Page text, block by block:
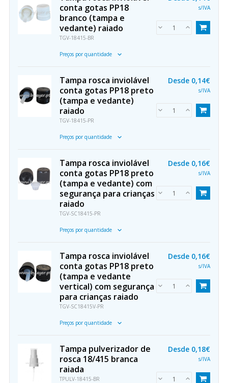
conta gotas PP18
branco (tampa e
vedante) raiado
TGV-18415-BR
Preços por quantidade
s/IVA
Tampa rosca inviolável
conta gotas PP18 preto
(tampa e vedante)
raiado
TGV-18415-PR
Preços por quantidade
Desde 0,14€
s/IVA
Tampa rosca inviolável
conta gotas PP18 preto
(tampa e vedante) com
segurança para crianças
raiado
TGV-SC18415-PR
Preços por quantidade
Desde 0,16€
s/IVA
Tampa rosca inviolável
conta gotas PP18 preto
(tampa e vedante
vertical) com segurança
para crianças raiado
TGV-SC18415V-PR
Preços por quantidade
Desde 0,16€
s/IVA
Tampa pulverizador de
rosca 18/415 branca
raiada
TPULV-18415-BR
Desde 0,18€
s/IVA